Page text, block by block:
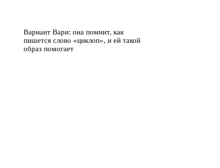
Вариант Вари: она помнит, как
пишется слово «циклоп», и ей такой
образ помогает